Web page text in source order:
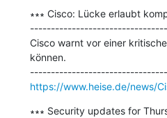
∗∗∗ Cisco: Lücke erlaubt
Cisco warnt vor einer
können.
https://www.heise.de/news/
∗∗∗ Security updates for